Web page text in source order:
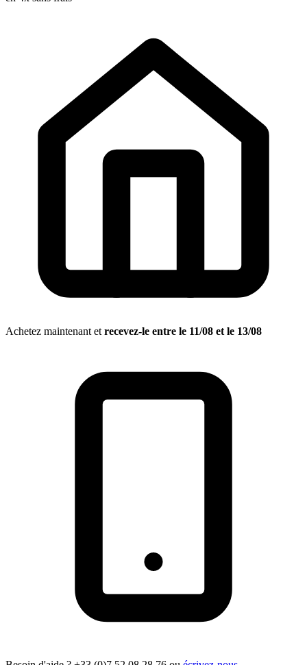
Achetez maintenant et recevez-le entre le 11/08 et le 13/08